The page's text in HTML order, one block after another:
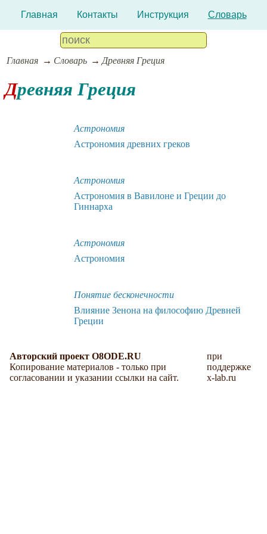
Главная Контакты Инструкция Словарь
Главная Словарь Древняя Греция
Древняя Греция
Астрономия
Астрономия древних греков
Астрономия
Астрономия в Вавилоне и Греции до
Гиннарха
Астрономия
Астрономия
Понятие бесконечности
Влияние Зенона на философию Древней
Греции
Авторский проект O8ODE.RU
Копирование материалов - только при
согласовании и указании ссылки на сайт.
при
поддержке
x-lab.ru